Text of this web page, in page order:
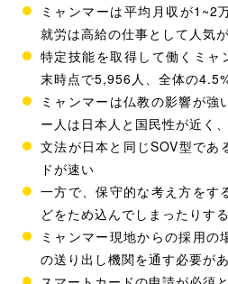
ミャンマーは平均月収が1~2
就労は高給の仕事として人気
特定技能を取得して働くミャ
末時点で5,956人、全体の
ミャンマーは仏教の影響が強
ー人は日本人と国民性が近く
文法が日本と同じSOV型であ
ドが速い
一方で、保守的な考え方をす
どをため込んでしまったりす
ミャンマー現地からの採用の
の送り出し機関を通す必要が